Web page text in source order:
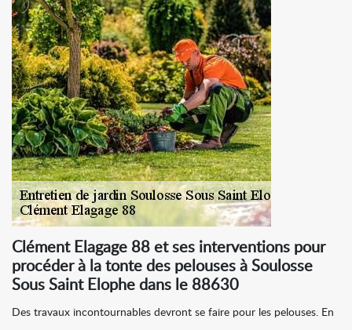
Clément Elagage 88 et ses interventions pour
procéder à la tonte des pelouses à Soulosse
Sous Saint Elophe dans le 88630
Des travaux incontournables devront se faire pour les pelouses. En